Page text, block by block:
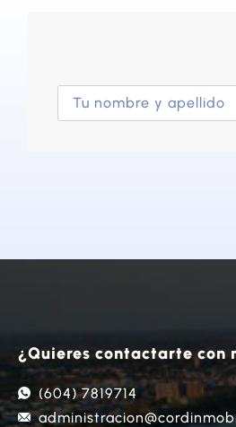
¿Quieres contactarte con
(604) 7819714